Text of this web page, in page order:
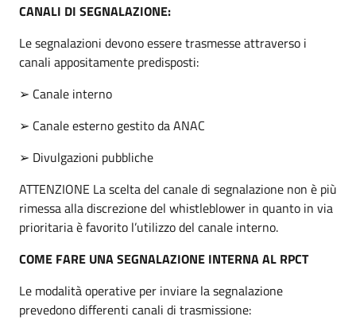
CANALI DI SEGNALAZIONE:
Le segnalazioni devono essere trasmesse attraverso i
canali appositamente predisposti:
➢ Canale interno
➢ Canale esterno gestito da ANAC
➢ Divulgazioni pubbliche
ATTENZIONE La scelta del canale di segnalazione non è più
rimessa alla discrezione del whistleblower in quanto in via
prioritaria è favorito l’utilizzo del canale interno.
COME FARE UNA SEGNALAZIONE INTERNA AL RPCT
Le modalità operative per inviare la segnalazione
prevedono differenti canali di trasmissione: